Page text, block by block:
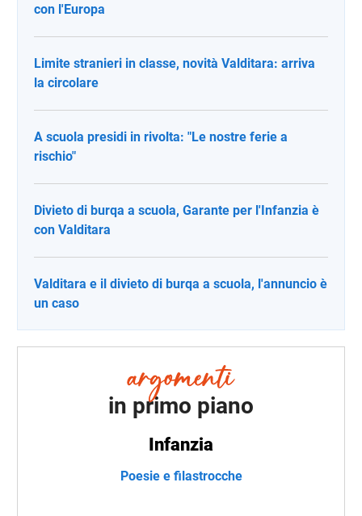
con l'Europa
Limite stranieri in classe, novità Valditara: arriva
la circolare
A scuola presidi in rivolta: "Le nostre ferie a
rischio"
Divieto di burqa a scuola, Garante per l'Infanzia è
con Valditara
Valditara e il divieto di burqa a scuola, l'annuncio è
un caso
in primo piano
Infanzia
Poesie e filastrocche